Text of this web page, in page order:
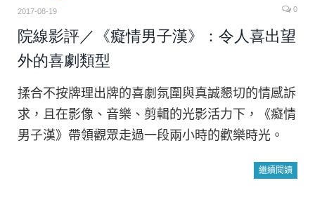
2017-08-19 0
院線影評／《癡情男子漢》：令人喜出望
外的喜劇類型
揉合不按牌理出牌的喜劇氛圍與真誠懇切的情感訴
求，且在影像、音樂、剪輯的光影活力下，《癡情
男子漢》帶領觀眾走過一段兩小時的歡樂時光。
繼續閱讀